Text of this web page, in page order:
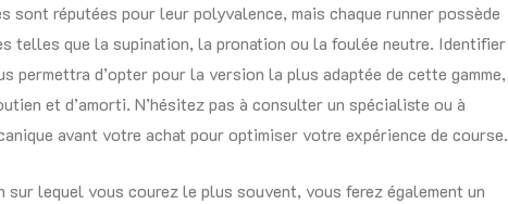
sont réputées pour leur polyvalence, mais chaque runner possède
telles que la supination, la pronation ou la foulée neutre. Identifier
permettra d’opter pour la version la plus adaptée de cette gamme,
et d’amorti. N’hésitez pas à consulter un spécialiste ou à
avant votre achat pour optimiser votre expérience de course.
sur lequel vous courez le plus souvent, vous ferez également un